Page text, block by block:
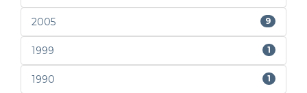
2005 9
1999 1
1990 1